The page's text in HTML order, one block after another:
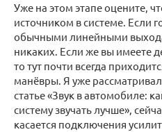
Уже на этом этапе оцените,
источником в системе. Если
обычными линейными
никаких. Если же вы имеете
то тут почти всегда
манёвры. Я уже
статье «Звук в автомобиле:
систему звучать лучше»,
касается подключения